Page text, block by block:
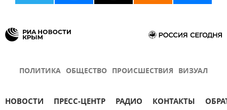
ПОЛИТИКА ОБЩЕСТВО ПРОИСШЕСТВИЯ ВИЗУАЛ
НОВОСТИ ПРЕСС-ЦЕНТР РАДИО КОНТАКТЫ